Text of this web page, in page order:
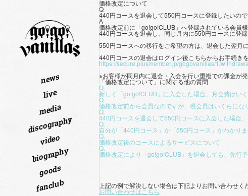
news
live
media
discography
video
biography
goods
fanclub
価格改定について
Q
440円コースを退会して550円コースに登録したいの
A
価格改定前に「go!go!CLUB」へ登録されている会員様
440円コースを退会し、同じ月内に550円コースに登
550円コースへの移行をご希望の方は、退会した翌月
440円コースの退会はログイン後こちらからお手続き
https://secure.plusmember.jp/gogovanillas/1/
※お客様が同月内に退会・入会を行い重複での課金が
「価格改定について」に関する他の質問
Q.
新しく「go!go!CLUB」に入会した場合、月会費はい
Q.
価格改定前から会員なのですが、現会員はいくらにな
Q.
440円コースを退会して550円コースに入会した場合
Q.
自分が「440円コース」か「550円コース」かわかりま
Q.
価格改定後のコースによるサービスについて
Q.
価格改定により「go!go!CLUB」を退会しても、先行
上記の例で解決しない場合は下記よりお問い合わせく
お問い合わせはこちら